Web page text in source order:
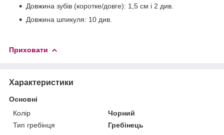
Довжина зубів (коротке/довге): 1,5 см і 2 див.
Довжина шпикуля: 10 див.
Приховати
Характеристики
Основні
Колір
Чорний
Тип гребінця
Гребінець